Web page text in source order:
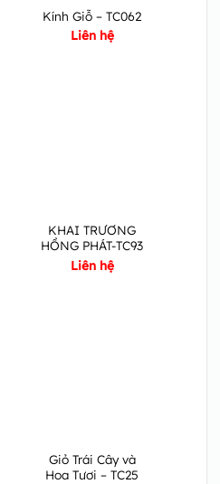
Kính Giỗ – TC062
Liên hệ
KHAI TRƯƠNG
HỒNG PHÁT-TC93
Liên hệ
Giỏ Trái Cây và
Hoa Tươi – TC25